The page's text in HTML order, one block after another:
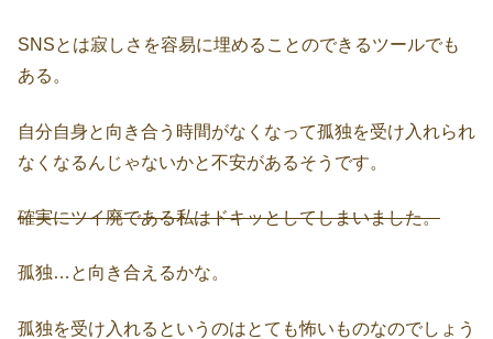
SNSとは寂しさを容易に埋めることのできるツールでも
ある。
自分自身と向き合う時間がなくなって孤独を受け入れられ
なくなるんじゃないかと不安があるそうです。
確実にツイ廃である私はドキッとしてしまいました。
孤独…と向き合えるかな。
孤独を受け入れるというのはとても怖いものなのでしょう